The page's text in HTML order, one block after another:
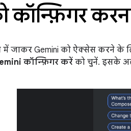
कॉन्फ़िगर
में जाकर Gemini को ऐक्सेस करने के
कॉन्फ़िगर करें को चुनें. इसके